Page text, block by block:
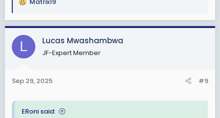
R
a
c
i
s
L Lucas Mwashambwa
JF-Expert Member
Sep 29, 2025 #9
ERoni said: